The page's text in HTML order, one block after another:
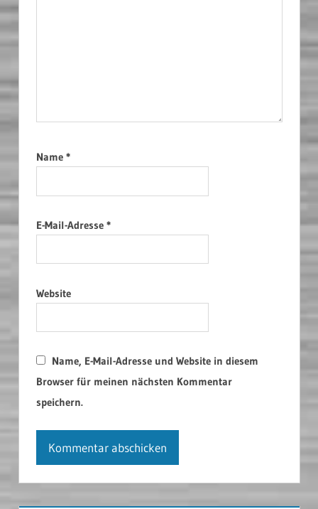
Name *
E-Mail-Adresse *
Website
Name, E-Mail-Adresse und Website in diesem
Browser für meinen nächsten Kommentar
speichern.